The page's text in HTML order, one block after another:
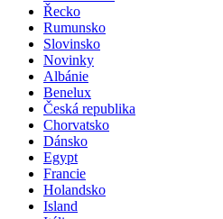
Řecko
Rumunsko
Slovinsko
Novinky
Albánie
Benelux
Česká republika
Chorvatsko
Dánsko
Egypt
Francie
Holandsko
Island